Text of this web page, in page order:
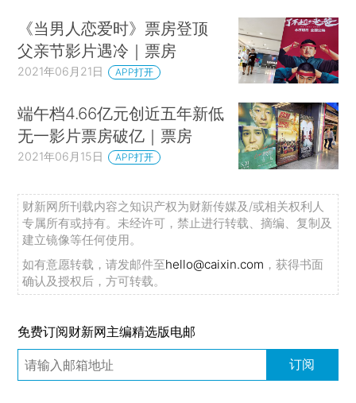
《当男人恋爱时》票房登顶
父亲节影片遇冷｜票房
2021年06月21日 APP打开
端午档4.66亿元创近五年新低
无一影片票房破亿｜票房
2021年06月15日 APP打开
财新网所刊载内容之知识产权为财新传媒及/或相关权利人
专属所有或持有。未经许可，禁止进行转载、摘编、复制及
建立镜像等任何使用。
如有意愿转载，请发邮件至hello@caixin.com ，获得书面
确认及授权后，方可转载。
免费订阅财新网主编精选版电邮
订阅